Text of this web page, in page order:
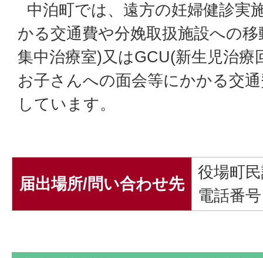
中泊町では、遠方の妊婦健診実
かる交通費や分娩取扱施設への
集中治療室)又はGCU(新生児治
お子さんへの面会等にかかる交
しています。
届出場所/問い合わせ先
役場町
電話番